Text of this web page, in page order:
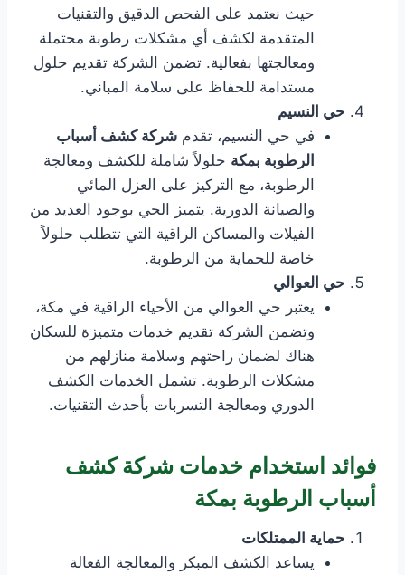
حيث نعتمد على الفحص الدقيق والتقنيات
المتقدمة لكشف أي مشكلات رطوبة محتملة
ومعالجتها بفعالية. تضمن الشركة تقديم حلول
مستدامة للحفاظ على سلامة المباني.
حي النسيم
في حي النسيم، تقدم شركة كشف أسباب
الرطوبة بمكة حلولاً شاملة للكشف ومعالجة
الرطوبة، مع التركيز على العزل المائي
والصيانة الدورية. يتميز الحي بوجود العديد من
الفيلات والمساكن الراقية التي تتطلب حلولاً
خاصة للحماية من الرطوبة.
حي العوالي
يعتبر حي العوالي من الأحياء الراقية في مكة،
وتضمن الشركة تقديم خدمات متميزة للسكان
هناك لضمان راحتهم وسلامة منازلهم من
مشكلات الرطوبة. تشمل الخدمات الكشف
الدوري ومعالجة التسربات بأحدث التقنيات.
فوائد استخدام خدمات شركة كشف
أسباب الرطوبة بمكة
حماية الممتلكات
يساعد الكشف المبكر والمعالجة الفعالة